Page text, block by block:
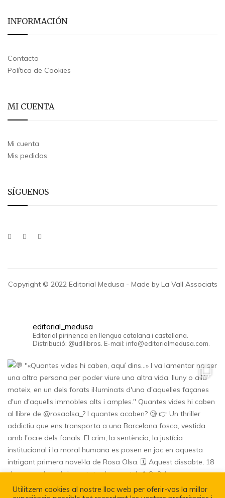
INFORMACIÓN
Contacto
Política de Cookies
MI CUENTA
Mi cuenta
Mis pedidos
SÍGUENOS
Copyright © 2022 Editorial Medusa - Made by La Vall Associats
editorial_medusa
Editorial pirinenca en llengua catalana i castellana.
Distribució: @udllibros. E-mail: info@editorialmedusa.com.
Utilitzem cookies al nostre lloc web per oferir-vos la millor